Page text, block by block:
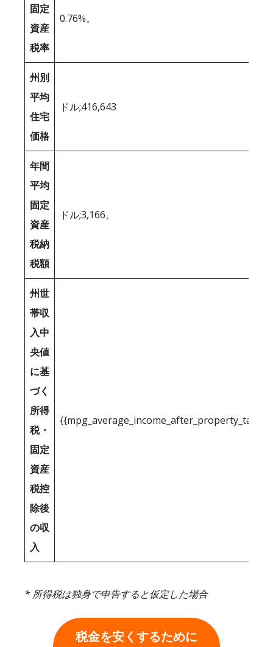
固定
資産
税率
0.76%。
州別
平均
住宅
価格
ドル;416,643
年間
平均
固定
資産
税納
税額
ドル;3,166。
州世
帯収
入中
央値
に基
づく
所得
税・
固定
資産
税控
除後
の収
入
* 所得税は独身で申告すると仮定した場合
税金を安くするために